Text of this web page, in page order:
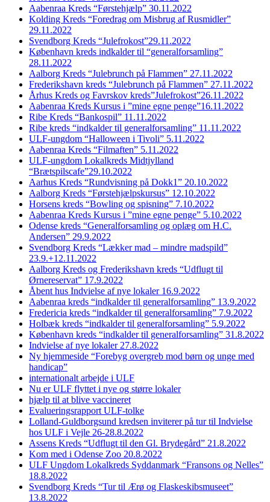
Aabenraa Kreds “Førstehjælp” 30.11.2022
Kolding Kreds “Foredrag om Misbrug af Rusmidler”
29.11.2022
Svendborg Kreds “Julefrokost”29.11.2022
København kreds indkalder til “generalforsamling”
28.11.2022
Aalborg Kreds “Julebrunch på Flammen” 27.11.2022
Frederikshavn kreds “Julebrunch på Flammen” 27.11.2022
Århus Kreds og Favrskov kreds”Julefrokost”26.11.2022
Aabenraa Kreds Kursus i ”mine egne penge”16.11.2022
Ribe Kreds “Bankospil” 11.11.2022
Ribe kreds “indkalder til generalforsamling” 11.11.2022
ULF-ungdom “Halloween i Tivoli” 5.11.2022
Aabenraa Kreds “Filmaften” 5.11.2022
ULF-ungdom Lokalkreds Midtjylland
“Brætspilscafe”29.10.2022
Aarhus Kreds “Rundvisning på Dokk1” 20.10.2022
Aalborg Kreds “Førstehjælpskursus” 12.10.2022
Horsens kreds “Bowling og spisning” 7.10.2022
Aabenraa Kreds Kursus i ”mine egne penge” 5.10.2022
Odense kreds “Generalforsamling og oplæg om H.C.
Andersen” 29.9.2022
Svendborg Kreds “Lækker mad – mindre madspild”
23.9.+12.11.2022
Aalborg Kreds og Frederikshavn kreds “Udflugt til
Ørnereservat” 17.9.2022
Åbent hus Indvielse af nye lokaler 16.9.2022
Aabenraa kreds “indkalder til generalforsamling” 13.9.2022
Fredericia kreds “indkalder til generalforsamling” 7.9.2022
Holbæk kreds “indkalder til generalforsamling” 5.9.2022
København kreds “indkalder til generalforsamling” 31.8.2022
Indvielse af nye lokaler 27.8.2022
Ny hjemmeside “Forebyg overgreb mod børn og unge med
handicap”
internationalt arbejde i ULF
Nu er ULF flyttet i nye og større lokaler
hjælp til at blive vaccineret
Evalueringsrapport ULF-tolke
Lolland-Guldborgsund kredsen inviterer på tur til Indvielse
hos ULF i Vejle 26-28.8.2022
Assens Kreds “Udflugt til den Gl. Brydegård” 21.8.2022
Kom med i Odense Zoo 20.8.2022
ULF Ungdom Lokalkreds Syddanmark “Fransons og Nelles”
18.8.2022
Svendborg Kreds “Tur til Ærø og Flaskeskibsmuseet”
13.8.2022